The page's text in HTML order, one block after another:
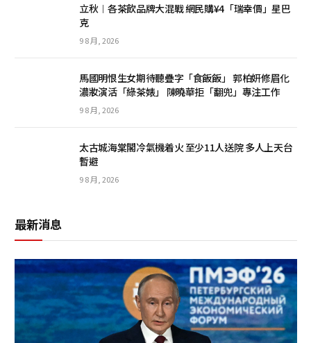
立秋︱各茶飲品牌大混戰 網民購¥4「瑞幸價」星巴
克
9 8 月, 2026
馬國明恨生女期待聽疊字「食飯飯」 郭柏妍修眉化
濃妝演活「綠茶婊」 陳曉華拒「翻兜」專注工作
9 8 月, 2026
太古城海棠閣冷氣機着火 至少11人送院 多人上天台
暫避
9 8 月, 2026
最新消息